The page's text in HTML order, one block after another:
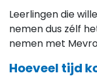
Leerlingen die
nemen dus zélf
nemen met
Hoeveel tijd